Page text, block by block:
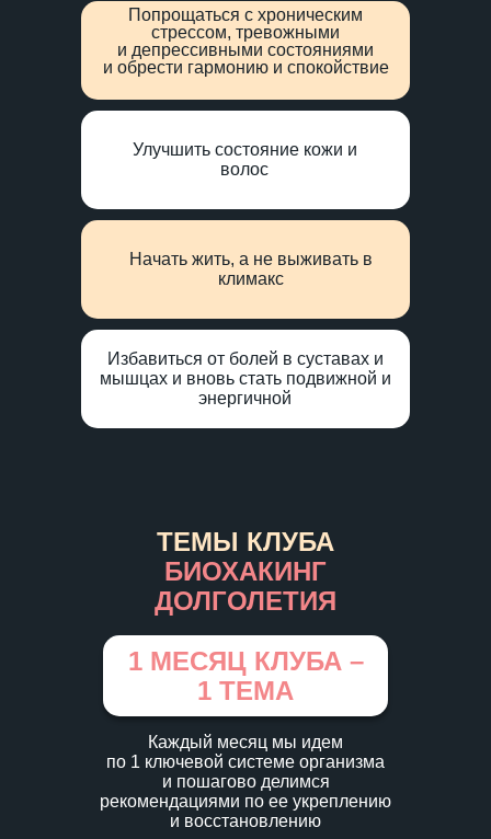
Начать жить, а не выживать в
климакс
Избавиться от болей в суставах и
мышцах и вновь стать подвижной и
энергичной
Улучшить состояние кожи и
волос
Попрощаться с хроническим
стрессом, тревожными
и депрессивными состояниями
и обрести гармонию и спокойствие
ТЕМЫ КЛУБА
БИОХАКИНГ
ДОЛГОЛЕТИЯ
1 МЕСЯЦ КЛУБА –
1 ТЕМА
Каждый месяц мы идем
по 1 ключевой системе организма
и пошагово делимся
рекомендациями по ее укреплению
и восстановлению